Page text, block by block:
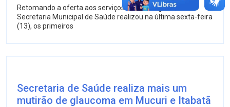
Retomando a oferta aos serviços oftalmológicos, a
Secretaria Municipal de Saúde realizou na última sexta-feira
(13), os primeiros
Secretaria de Saúde realiza mais um
mutirão de glaucoma em Mucuri e Itabatã